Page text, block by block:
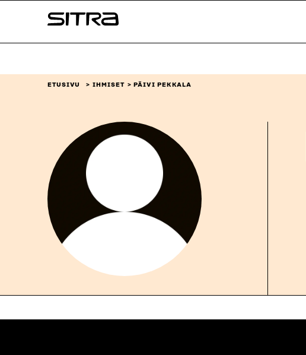
sisältöön
Sitra
ETUSIVU IHMISET PÄIVI PEKKALA